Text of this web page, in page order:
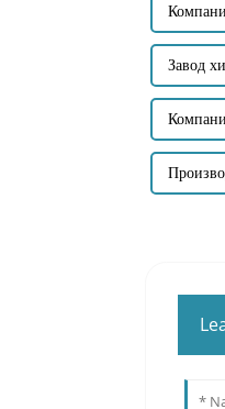
Завод